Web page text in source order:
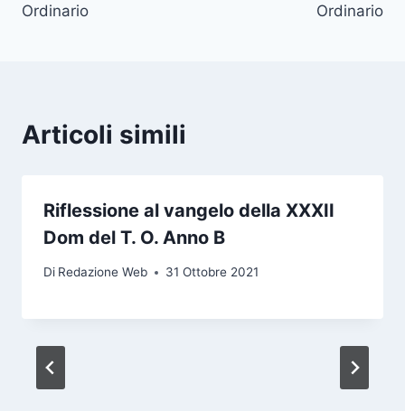
Ordinario
Ordinario
Articoli simili
Riflessione al vangelo della XXXII
Dom del T. O. Anno B
Di Redazione Web 31 Ottobre 2021